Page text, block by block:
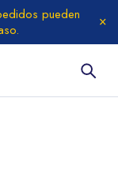
pueden